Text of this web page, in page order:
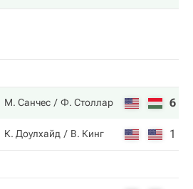
М. Санчес Ф. Столлар 6
К. Доулхайд В. Кинг 1